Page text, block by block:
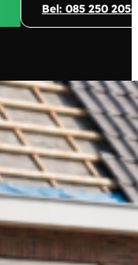
Bel: 085 250 2056